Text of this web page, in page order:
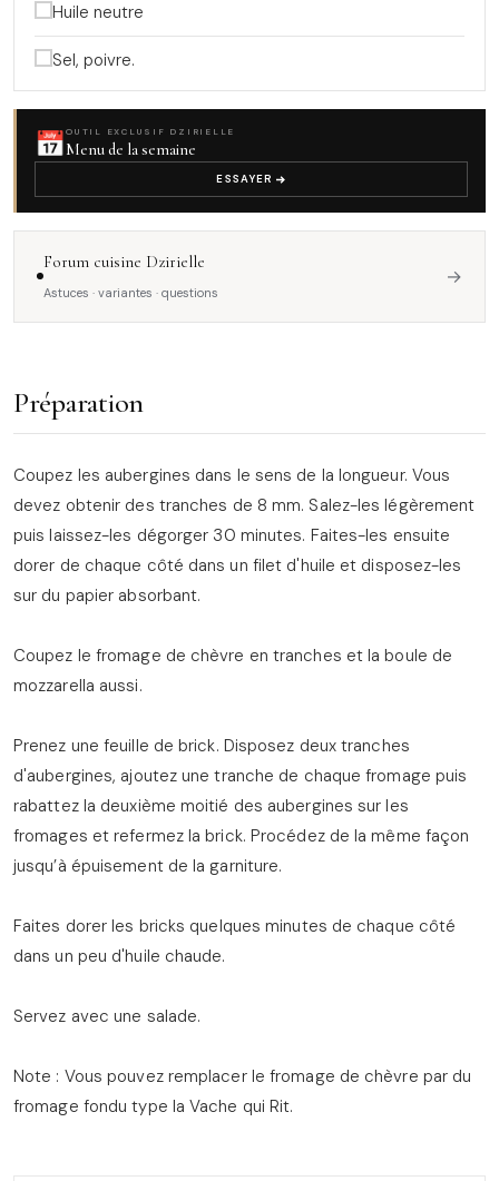
Huile neutre
Sel, poivre.
📅 OUTIL EXCLUSIF DZIRIELLE
Menu de la semaine
ESSAYER
Forum cuisine Dzirielle
Astuces · variantes · questions
→
Préparation
Coupez les aubergines dans le sens de la longueur. Vous
devez obtenir des tranches de 8 mm. Salez-les légèrement
puis laissez-les dégorger 30 minutes. Faites-les ensuite
dorer de chaque côté dans un filet d'huile et disposez-les
sur du papier absorbant.
Coupez le fromage de chèvre en tranches et la boule de
mozzarella aussi.
Prenez une feuille de brick. Disposez deux tranches
d'aubergines, ajoutez une tranche de chaque fromage puis
rabattez la deuxième moitié des aubergines sur les
fromages et refermez la brick. Procédez de la même façon
jusqu’à épuisement de la garniture.
Faites dorer les bricks quelques minutes de chaque côté
dans un peu d'huile chaude.
Servez avec une salade.
Note : Vous pouvez remplacer le fromage de chèvre par du
fromage fondu type la Vache qui Rit.